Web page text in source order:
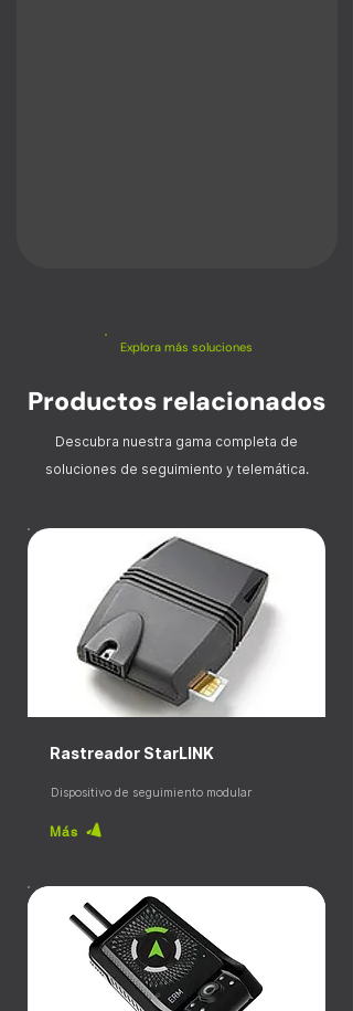
Explora más soluciones
Productos relacionados
Descubra nuestra gama completa de
soluciones de seguimiento y telemática.
Rastreador StarLINK
Dispositivo de seguimiento modular
Más